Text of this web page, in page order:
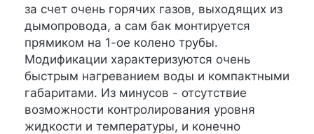
за счет очень горячих газов, выходящих из
дымопровода, а сам бак монтируется
прямиком на 1-ое колено трубы.
Модификации характеризуются очень
быстрым нагреванием воды и компактными
габаритами. Из минусов - отсутствие
возможности контролирования уровня
жидкости и температуры, и конечно